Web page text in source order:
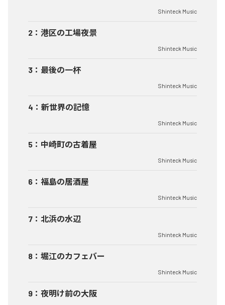
Shinteck Music
2 ： 港区の工場夜景
Shinteck Music
3 ： 最後の一杯
Shinteck Music
4 ： 新世界の記憶
Shinteck Music
5 ： 中崎町の古着屋
Shinteck Music
6 ： 福島の居酒屋
Shinteck Music
7 ： 北浜の水辺
Shinteck Music
8 ： 堀江のカフェバー
Shinteck Music
9 ： 夜明け前の大阪